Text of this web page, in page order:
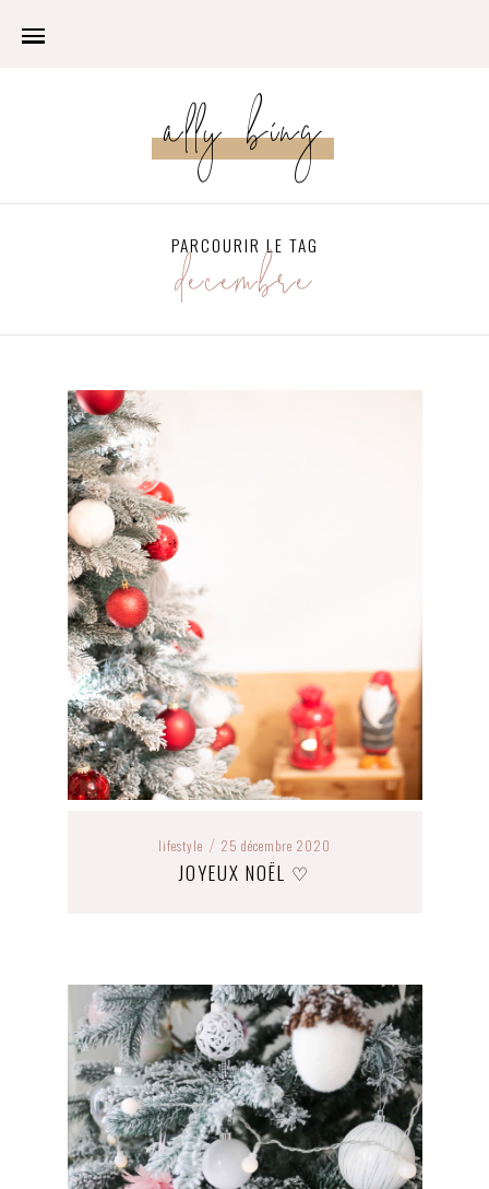
ally bing
PARCOURIR LE TAG
décembre
lifestyle / 25 décembre 2020
JOYEUX NOËL ♡